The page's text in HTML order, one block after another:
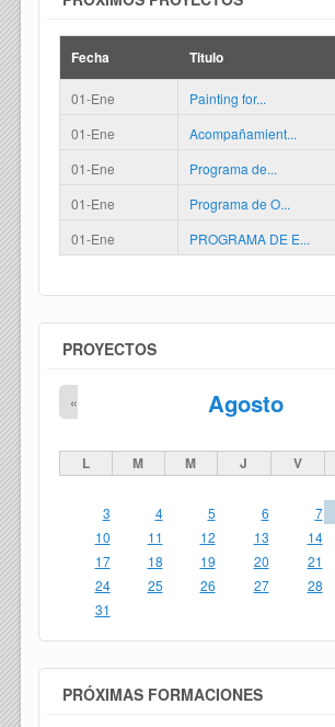
Fecha Titulo
01-Ene
Painting for...
01-Ene
Acompañamient...
01-Ene
Programa de...
01-Ene
Programa de O...
01-Ene
PROGRAMA DE E...
PROYECTOS
Agosto
«
L M M J V
3
4 5 6 7
10
11 12 13 14
17
18 19 20 21
24
25 26 27 28
31
PRÓXIMAS FORMACIONES